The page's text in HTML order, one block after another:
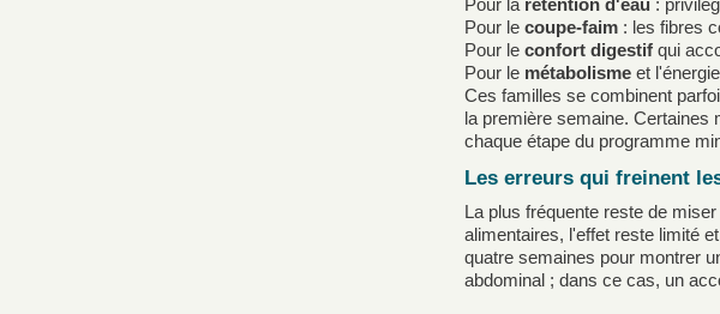
Pour la rétention d'eau :
Pour le coupe-faim : les fibres
Pour le confort digestif qui
Pour le métabolisme et
Ces familles se combinent
la première semaine. Certaines
chaque étape du programme
Les erreurs qui freinent
La plus fréquente reste de
alimentaires, l'effet reste limité
quatre semaines pour montrer
abdominal ; dans ce cas, un